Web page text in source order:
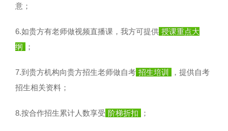
意；
6.如贵方有老师做视频直播课，我方可提供 授课重点大
纲
；
7.到贵方机构向贵方招生老师做自考 招生培训
，提供自考
招生相关资料；
8.按合作招生累计人数享受 阶梯折扣 ；